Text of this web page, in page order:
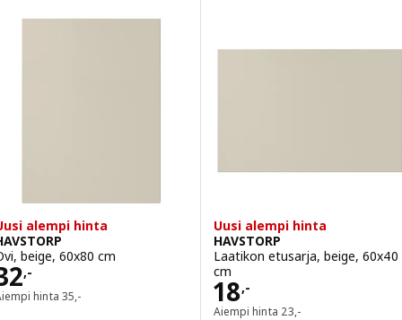
alempi hinta
beige, 60x80 cm
,- 32,-
hinta 35,-
Aiempi hinta 35,-
Uusi alempi hinta
HAVSTORP
Laatikon etusarja, beige, 60x40
cm
18,-
Hinta 18,-
Aiempi hinta 23,-
Aiempi hinta 23,-